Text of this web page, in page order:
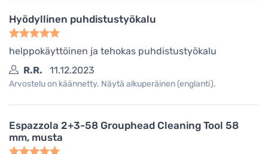
Hyödyllinen puhdistustyökalu
helppokäyttöinen ja tehokas puhdistustyökalu
R.R.
11.12.2023
Arvostelu on käännetty. Näytä alkuperäinen (englanti).
Espazzola 2+3-58 Grouphead Cleaning Tool 58
mm, musta